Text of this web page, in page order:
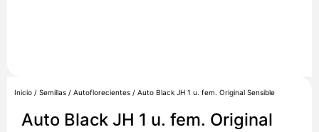
Inicio / Semillas / Autoflorecientes / Auto Black JH 1 u. fem. Original Sensible
Auto Black JH 1 u. fem. Original